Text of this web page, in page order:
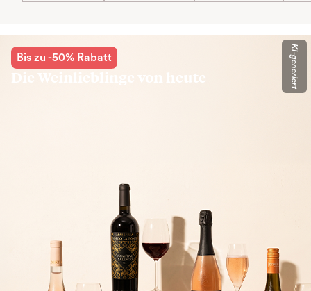
Bis zu -50% Rabatt
Die Weinlieblinge von heute KI-generiert